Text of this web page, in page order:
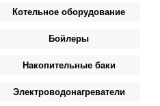
Котельное оборудование
Бойлеры
Накопительные баки
Электроводонагреватели